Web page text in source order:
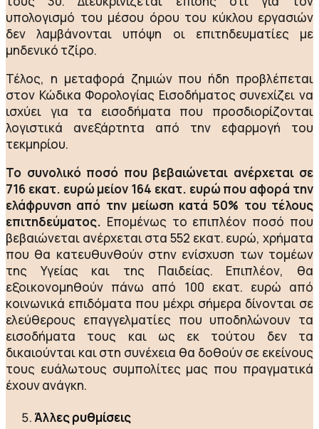
υπολογισμό του μέσου όρου του κύκλου εργασιών
δεν λαμβάνονται υπόψη οι επιτηδευματίες με
μηδενικό τζίρο.
Τέλος, η μεταφορά ζημιών που ήδη προβλέπεται
στον Κώδικα Φορολογίας Εισοδήματος συνεχίζει να
ισχύει για τα εισοδήματα που προσδιορίζονται
λογιστικά ανεξάρτητα από την εφαρμογή του
τεκμηρίου.
Το συνολικό ποσό που βεβαιώνεται ανέρχεται σε
716 εκατ. ευρώ μείον 164 εκατ. ευρώ που αφορά την
ελάφρυνση από την μείωση κατά 50% του τέλους
επιτηδεύματος. Επομένως το επιπλέον ποσό που
βεβαιώνεται ανέρχεται στα 552 εκατ. ευρώ, χρήματα
που θα κατευθυνθούν στην ενίσχυση των τομέων
της Υγείας και της Παιδείας. Επιπλέον, θα
εξοικονομηθούν πάνω από 100 εκατ. ευρώ από
κοινωνικά επιδόματα που μέχρι σήμερα δίνονται σε
ελεύθερους επαγγελματίες που υποδηλώνουν τα
εισοδήματα τους και ως εκ τούτου δεν τα
δικαιούνται και στη συνέχεια θα δοθούν σε εκείνους
τους ευάλωτους συμπολίτες μας που πραγματικά
έχουν ανάγκη.
Άλλες ρυθμίσεις